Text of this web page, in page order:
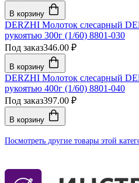
В корзину
DERZHI Молоток слесарный
рукоятью 300г (1/60) 8801-030
Под заказ346.00 ₽
В корзину
DERZHI Молоток слесарный
рукоятью 400г (1/60) 8801-040
Под заказ397.00 ₽
В корзину
Посмотреть другие товары этой